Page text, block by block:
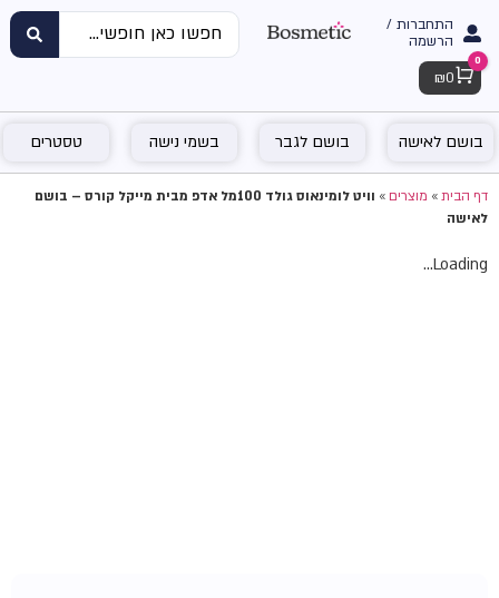
התחברות /
הרשמה
Cart
0
₪ 0
בושם לאישה בושם לגבר בשמי נישה טסטרים
דף הבית»מוצרים»
וויט לומינאוס גולד 100מל אדפ מבית מייקל קורס – בושם
לאישה
Loading...